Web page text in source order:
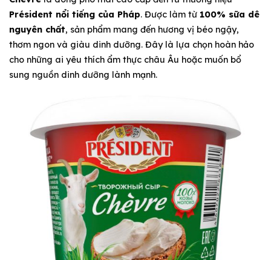
Président nổi tiếng của Pháp. Được làm từ 100% sữa dê
nguyên chất, sản phẩm mang đến hương vị béo ngậy,
thơm ngon và giàu dinh dưỡng. Đây là lựa chọn hoàn hảo
cho những ai yêu thích ẩm thực châu Âu hoặc muốn bổ
sung nguồn dinh dưỡng lành mạnh.